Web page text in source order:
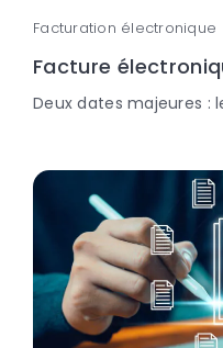
Facturation électronique
Facture
Deux dates majeures :